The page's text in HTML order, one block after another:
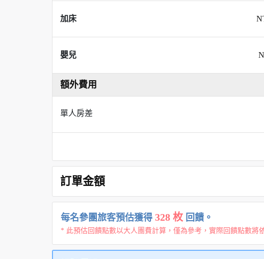
加床
嬰兒
額外費用
單人房差
訂單金額
每名參團旅客預估獲得 328 枚 回饋。
* 此預估回饋點數以大人團費計算，僅為參考，實際回饋點數將